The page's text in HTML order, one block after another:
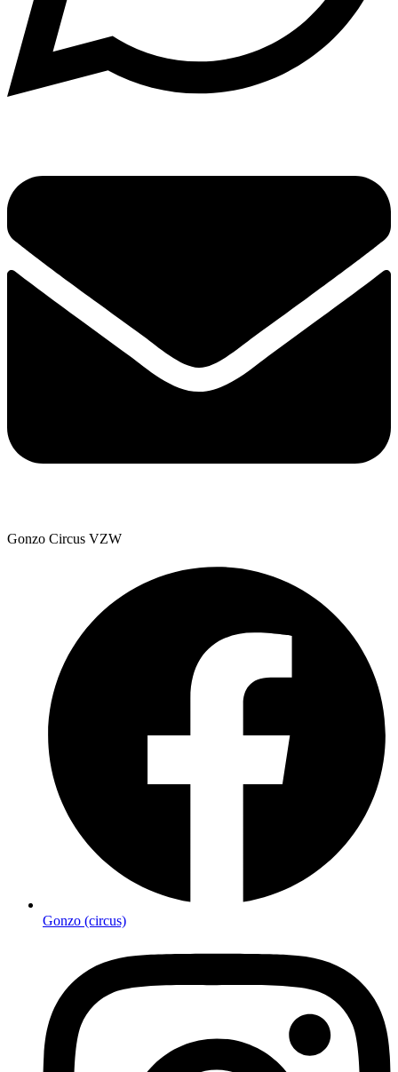
Gonzo Circus VZW
Gonzo (circus)